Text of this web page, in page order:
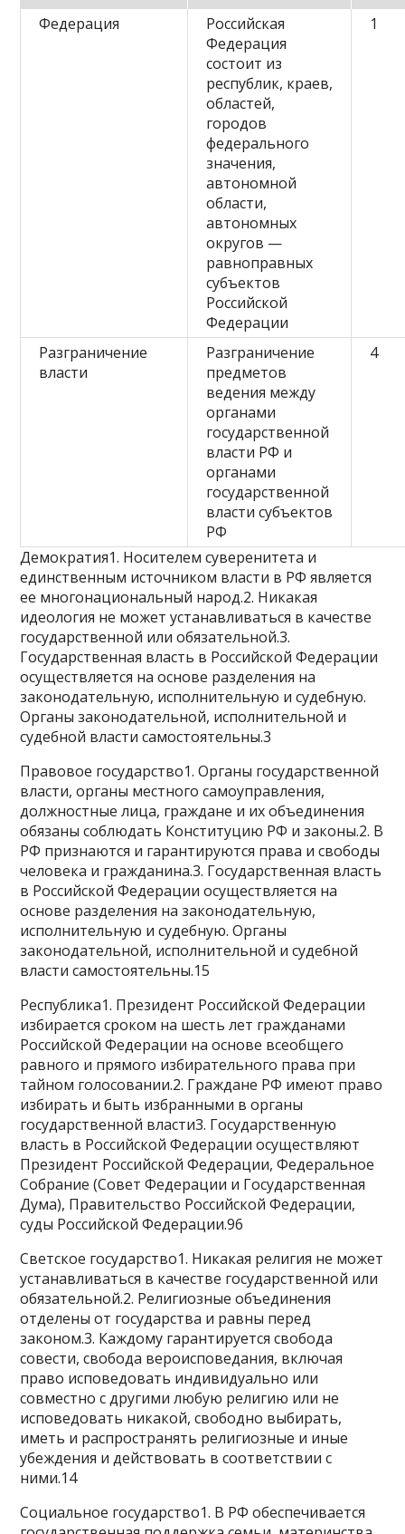
Федерация
Российская
Федерация
состоит из
республик, краев,
областей,
городов
федерального
значения,
автономной
области,
автономных
округов —
равноправных
субъектов
Российской
Федерации
1
Разграничение
власти
Разграничение
предметов
ведения между
органами
государственной
власти РФ и
органами
государственной
власти субъектов
РФ
4
Демократия1. Носителем суверенитета и
единственным источником власти в РФ является
ее многонациональный народ.2. Никакая
идеология не может устанавливаться в качестве
государственной или обязательной.3.
Государственная власть в Российской Федерации
осуществляется на основе разделения на
законодательную, исполнительную и судебную.
Органы законодательной, исполнительной и
судебной власти самостоятельны.3
Правовое государство1. Органы государственной
власти, органы местного самоуправления,
должностные лица, граждане и их объединения
обязаны соблюдать Конституцию РФ и законы.2. В
РФ признаются и гарантируются права и свободы
человека и гражданина.3. Государственная власть
в Российской Федерации осуществляется на
основе разделения на законодательную,
исполнительную и судебную. Органы
законодательной, исполнительной и судебной
власти самостоятельны.15
Республика1. Президент Российской Федерации
избирается сроком на шесть лет гражданами
Российской Федерации на основе всеобщего
равного и прямого избирательного права при
тайном голосовании.2. Граждане РФ имеют право
избирать и быть избранными в органы
государственной власти3. Государственную
власть в Российской Федерации осуществляют
Президент Российской Федерации, Федеральное
Собрание (Совет Федерации и Государственная
Дума), Правительство Российской Федерации,
суды Российской Федерации.96
Светское государство1. Никакая религия не может
устанавливаться в качестве государственной или
обязательной.2. Религиозные объединения
отделены от государства и равны перед
законом.3. Каждому гарантируется свобода
совести, свобода вероисповедания, включая
право исповедовать индивидуально или
совместно с другими любую религию или не
исповедовать никакой, свободно выбирать,
иметь и распространять религиозные и иные
убеждения и действовать в соответствии с
ними.14
Социальное государство1. В РФ обеспечивается